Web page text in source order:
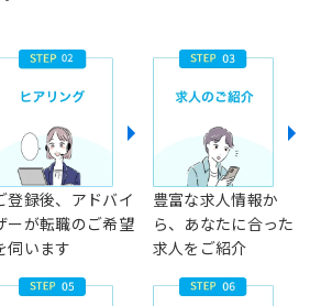
登録後、アドバイ
ーが転職のご希望
伺います
豊富な求人情報か
ら、あなたに合った
求人をご紹介